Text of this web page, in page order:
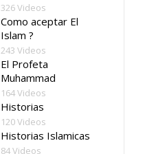
326 Videos
Como aceptar El
Islam ?
243 Videos
El Profeta
Muhammad
164 Videos
Historias
120 Videos
Historias Islamicas
84 Videos